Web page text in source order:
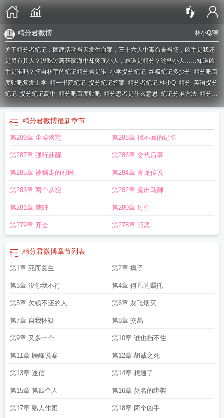
林小Q/著
精分君微博
关于精分者笔记：团建活动当天发生血案，三十六人中毒命丧当场，凶手是我还
是另有其人？没吃过蘑菇脑海中却突现小人，难道是精分？这些小人……知道凶
手是谁吗？摘自林宇的笔记精分君是谁 小学提分笔记 终极笔记多少分 精分吧百
度贴吧复发上学 精一书院笔记 提分笔记答案 精分者笔记 林小Q 精分 英语提分
笔记 提分笔记高中 精分吧百度贴吧 精分患者是什么意思 笔记分屏方法 精分吧
百度贴吧最新精分最好的结局数学笔记分几部分数分笔记图片精分百度贴
打开笔记分屏 提分笔记那个好
吧 提分笔记内容
常精分患者最终结局 笔记怎么分屏分屏笔记软件
记大学数分笔记 名师精讲笔记 大一数分笔记 提分笔记视频
记是什么微机分笔记提分笔记怎么样 笔记分屏操作精分剧本女
透精分吧百度贴吧复发 精分患者最好的结局精分者是什么意思
结局点精网培训笔记 精五指笔记 分屏打开笔记
适合看什么书精分夫妇是谁 精分君微博精分君长图提分笔记哪家好
局精分最坏的结局精分的日常精分推荐
精分君微博最新章节
第289章 尘埃落定 第288章 找不回的记忆
第287章 强行苏醒 第286章 交代后事
第285章 被骗走的村民 第284章 青龙传说
第283章 两个从犯 第282章 露出马脚
第281章 栽赃 第280章 过往
第279章 开会 第278章 旧恶
精分君微博章节列表
第1章 死而复生 第2章 疯子
第3章 没你我不行 第4章 何凡的嘱托
第5章 欠钱不还的人 第6章 灰飞烟灭
第7章 自我怀疑 第8章 交易
第9章 又多一个 第10章 谁也挡不住
第11章 顾峰说案 第12章 胡诚之死
第13章 迷信 第14章 想通了
第15章 第四个人 第16章 莫名的绑架
第17章 熟人作案 第18章 两个凶手